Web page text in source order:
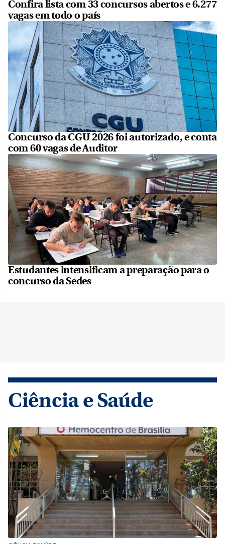
Confira lista com 33 concursos abertos e 6.277
vagas em todo o país
Concurso da CGU 2026 foi autorizado, e conta
com 60 vagas de Auditor
Estudantes intensificam a preparação para o
concurso da Sedes
Ciência e Saúde